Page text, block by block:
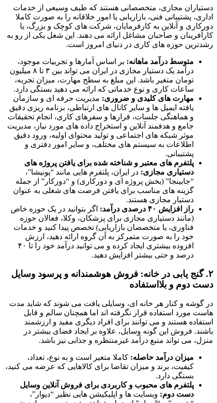
دستیاران مجازی، متخصصانی هستند که طیف وسیعی از خدمات
اداری، پشتیبانی فنی، بازاریابی یا امور خلاقانه را به صورت کاملا
دورکاری و آنلاین به کارفرمایان، شرکت های کوچک و بزرگ، یا
کارآفرینان و صاحبان مشاغل ارائه می دهند. این شغل یکی از رو به
رشدترین حوزه های کاری در دنیای امروز است.
متوسط درآمد ماهانه: بر اساس آمارها و تجربیات موجود،
درآمد یک دستیار مجازی در ایران می تواند بین ۳ تا ۸ میلیون
تومان متغیر باشد. این مبلغ به سطح مهارت، میزان تجربه،
ساعات کاری و نوع خدماتی که ارائه می دهید بستگی دارد.
مهارت های کلیدی و ضروری: مدیریت حرفه ای و سازمان
یافته ایمیل ها و سایر کانال های ارتباطی، برنامه ریزی دقیق
و هماهنگی جلسات، قرارها و سفرهای کاری، انجام تحقیقات
جامع و هدفمند آنلاین و استخراج داده های مورد نیاز، مدیریت
موثر شبکه های اجتماعی و تولید محتوای اولیه، ورود دقیق
اطلاعات به سیستم های مختلف، و سایر امور دفتری و
پشتیبانی.
پلتفرم های معتبر و شناخته شده برای یافتن پروژه های
دستیاری مجازی: در ایران، پلتفرم هایی مانند “پونیشا”،
“جابینجا” (بخش پروژه ای و دورکاری) و “دورکار” از جمله
گزینه های مناسب برای یافتن فرصت های شغلی به عنوان
دستیار مجازی هستند.
راز افزایش ۴۰ درصدی درآمد:
اگر بتوانید در یک حوزه خاص
(مانند دستیاری مجازی برای پزشکان، وکلا، فعالان حوزه
فناوری، یا متخصصان بازاریابی) تخصص پیدا کنید و خدمات
خود را به صورت متمرکز به آن گروه ارائه دهید، ارزش
افزوده بیشتری ایجاد کرده و می توانید درآمد خود را تا ۴۰
درصد و حتی بیشتر افزایش دهید.
۲. گنج یابی در خانه: فروش هوشمندانه و پرسود وسایل
دست دوم و بلااستفاده
در گوشه و کنار هر خانه ای، وسایلی یافت می شوند که شاید مدت
هاست مورد استفاده قرار نگرفته اند اما همچنان سالم و قابل
استفاده هستند و می توانند برای افراد دیگری مفید و ارزشمند
باشند. فروش این گونه وسایل، علاوه بر ایجاد فضای بیشتر در
منزل، می تواند منبع درآمد غیرمنتظره و جذابی نیز باشد.
میزان درآمد حاصله: کاملا متغیر است و به نوع، تعداد،
کیفیت، برند و میزان تقاضا برای کالاهایی که عرضه می کنید،
بستگی دارد.
پلتفرم های محبوب و کاربردی برای فروش آنلاین وسایل
دست دوم: وبسایت ها و اپلیکیشن هایی نظیر “دیوار”،